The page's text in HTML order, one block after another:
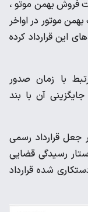
فروش بهمن موتو ،
موتور در اواخر
این قرارداد کرده
با زمان صدور
(هفته سوم اردیبهشت ۱۴۰۴) و جایگزینی آن با بند
قرارداد رسمی
رسیدگی قضایی
شده قرارداد